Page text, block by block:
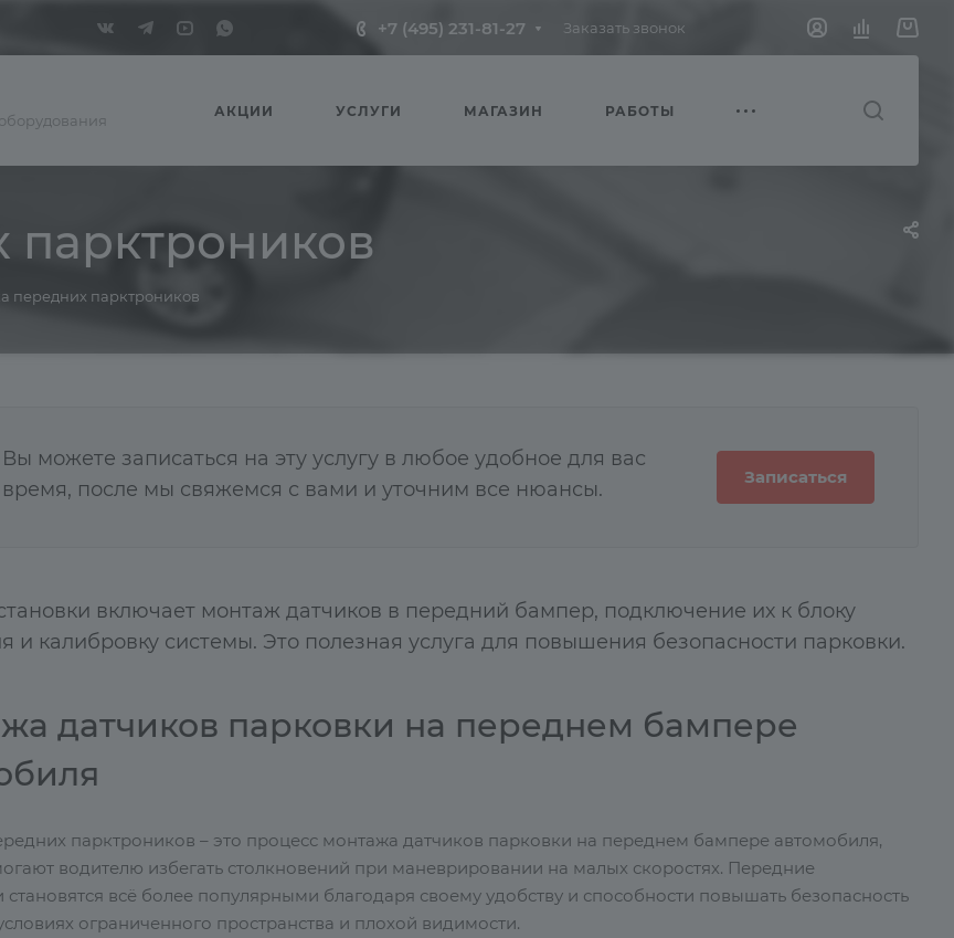
+7 (495) 231-81-27 Заказать звонок
АКЦИИ УСЛУГИ МАГАЗИН РАБОТЫ
парктроников
передних парктроников
Вы можете записаться на эту услугу в любое удобное для вас
время, после мы свяжемся с вами и уточним все нюансы.
Записаться
включает монтаж датчиков в передний бампер, подключение их к блоку
и калибровку системы. Это полезная услуга для повышения безопасности парковки.
датчиков парковки на переднем бампере
парктроников – это процесс монтажа датчиков парковки на переднем бампере автомобиля,
водителю избегать столкновений при маневрировании на малых скоростях. Передние
становятся всё более популярными благодаря своему удобству и способности повышать безопасность
ограниченного пространства и плохой видимости.